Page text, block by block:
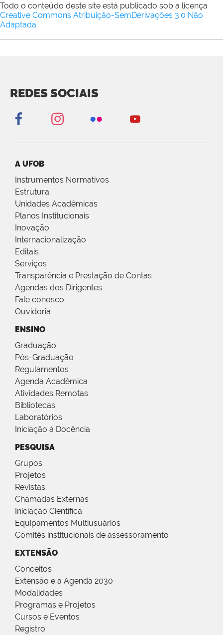
Todo o conteúdo deste site está publicado sob a licença
Creative Commons Atribuição-SemDerivações 3.0 Não
Adaptada.
REDES SOCIAIS
A UFOB
Instrumentos Normativos
Estrutura
Unidades Acadêmicas
Planos Institucionais
Inovação
Internacionalização
Editais
Serviços
Transparência e Prestação de Contas
Agendas dos Dirigentes
Fale conosco
Ouvidoria
ENSINO
Graduação
Pós-Graduação
Regulamentos
Agenda Acadêmica
Atividades Remotas
Bibliotecas
Laboratórios
Iniciação à Docência
PESQUISA
Grupos
Projetos
Revistas
Chamadas Externas
Iniciação Científica
Equipamentos Multiusuários
Comitês institucionais de assessoramento
EXTENSÃO
Conceitos
Extensão e a Agenda 2030
Modalidades
Programas e Projetos
Cursos e Eventos
Registro